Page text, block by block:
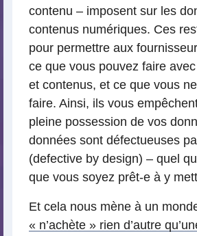
contenu – imposent sur les
contenus numériques. Ces
pour permettre aux
ce que vous pouvez faire
et contenus, et ce que vous
faire. Ainsi, ils vous
pleine possession de vos
données sont défectueuses
(defective by design) – quel
que vous soyez prêt-e à y
Et cela nous mène à un
« n’achète » rien d’autre